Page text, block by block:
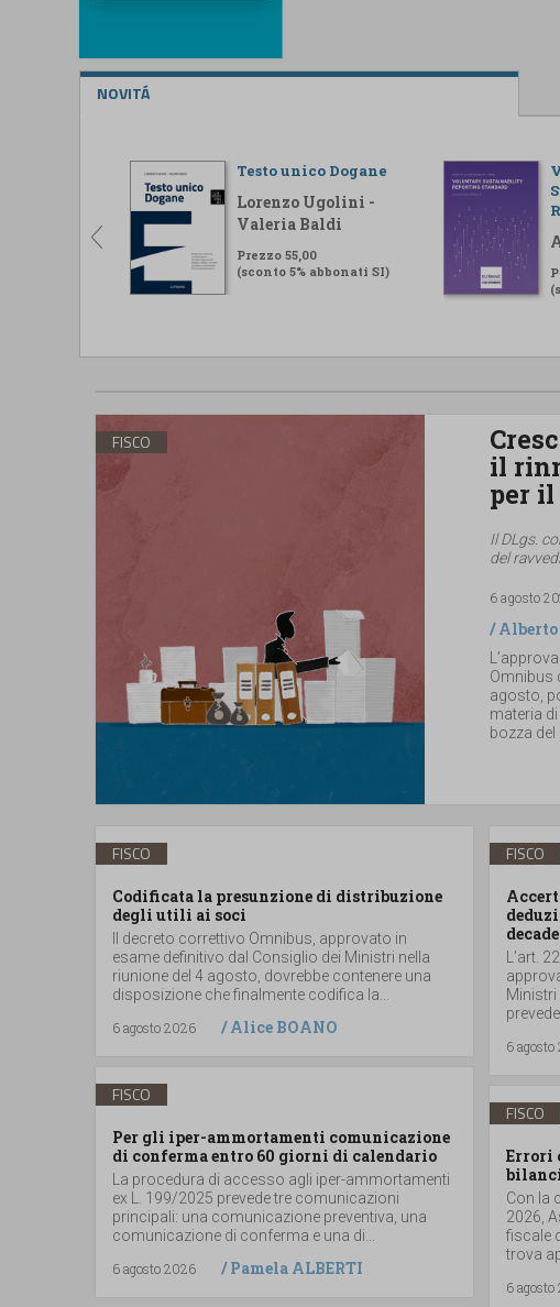
NOVITÁ
Testo unico Dogane
Lorenzo Ugolini -
Valeria Baldi
Prezzo 55,00
(sconto 5% abbonati SI)
FISCO
il
per il
Il DLgs.
del
6 agosto
/Alberto
Omnibus
agosto,
materia
bozza del
FISCO
Codificata la presunzione di distribuzione
degli utili ai soci
Il decreto correttivo Omnibus, approvato in
esame definitivo dal Consiglio dei Ministri nella
riunione del 4 agosto, dovrebbe contenere una
disposizione che finalmente codifica la...
6 agosto 2026
/Alice BOANO
FISCO
Per gli iper-ammortamenti comunicazione
di conferma entro 60 giorni di calendario
La procedura di accesso agli iper-ammortamenti
ex L. 199/2025 prevede tre comunicazioni
principali: una comunicazione preventiva, una
comunicazione di conferma e una di...
6 agosto 2026
/Pamela ALBERTI
FISCO
L’art.
6
FISCO
Errori
Con la
2026,
fiscale
trova
6